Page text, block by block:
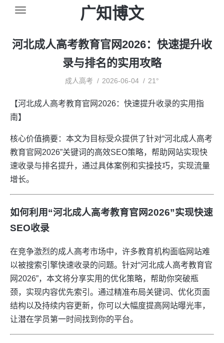
广知博文
河北成人高考教育官网2026：快速提升收
录与排名的实用攻略
成人高考 2026-06-04 21°
【河北成人高考教育官网2026：快速提升收录的实用指
南】
核心价值摘要：本文为目标受众提供了针对“河北成人高考
教育官网2026”关键词的高效SEO策略，帮助网站实现快
速收录与排名提升，通过具体案例和实操技巧，实现流量
增长。
如何利用“河北成人高考教育官网2026”实现快速
SEO收录
在竞争激烈的成人高考市场中，许多教育机构面临网站难
以被搜索引擎快速收录的问题。针对“河北成人高考教育官
网2026”，本文将分享实用的优化策略，帮助你突破瓶
颈，实现内容优先索引。通过精准布局关键词、优化页面
结构以及持续内容更新，你可以大幅度提高网站曝光率，
让潜在学员第一时间找到你的平台。